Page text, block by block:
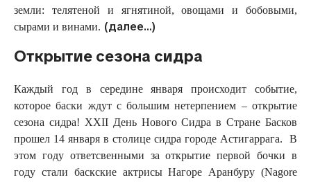
земли: телятеной и ягнятиной, овощами и бобовыми,
сырами и винами. (далее…)
Открытие сезона сидра
Каждый год в середине января происходит событие,
которое баски ждут с большим нетерпением – открытие
сезона сидра! XXII День Нового Сидра в Стране Басков
прошел 14 января в столице сидра городе Астигаррага. В
этом году ответсвенными за открытие первой бочки в
году стали баскские актрисы Нагоре Аранбуру (Nagore